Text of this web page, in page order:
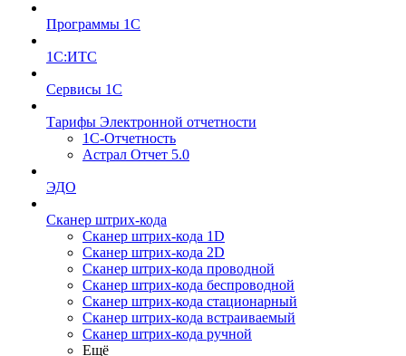
Программы 1С
1С:ИТС
Сервисы 1С
Тарифы Электронной отчетности
1С-Отчетность
Астрал Отчет 5.0
ЭДО
Сканер штрих-кода
Сканер штрих-кода 1D
Сканер штрих-кода 2D
Сканер штрих-кода проводной
Сканер штрих-кода беспроводной
Сканер штрих-кода стационарный
Сканер штрих-кода встраиваемый
Сканер штрих-кода ручной
Ещё